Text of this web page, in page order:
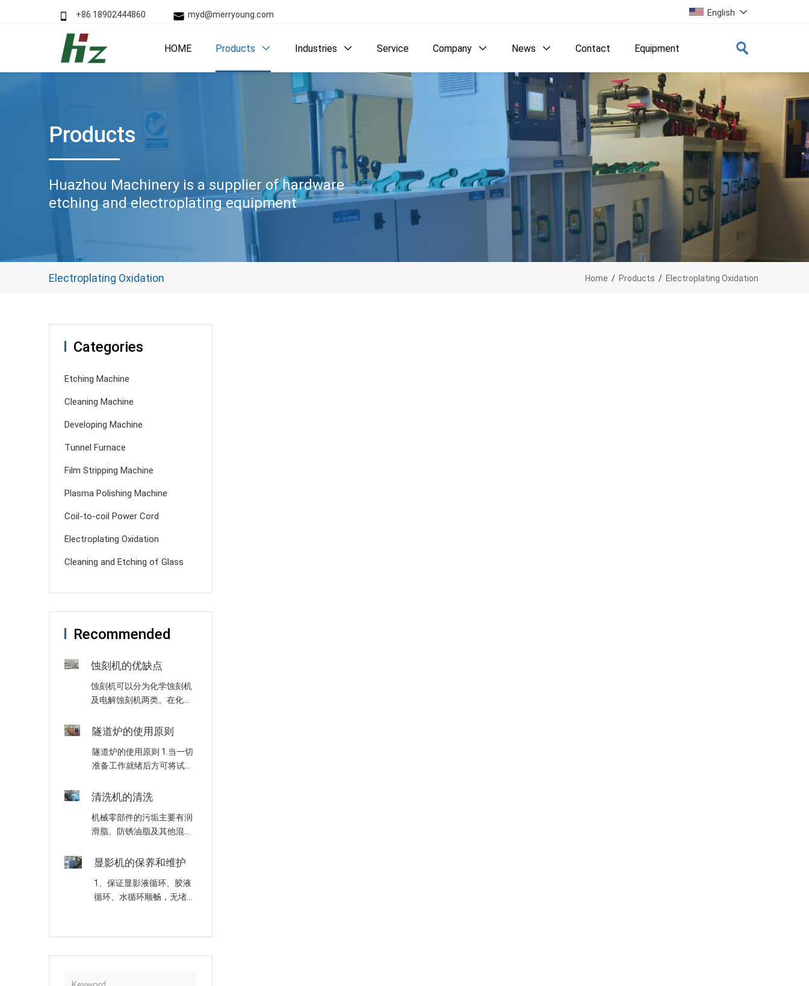
+86 18902444860 myd@merryoung.com English 
HOME Products  Industries  Service Company  News  Contact Equipment
Products
Huazhou Machinery is a supplier of hardware
etching and electroplating equipment
Electroplating Oxidation Home / Products / Electroplating Oxidation
Categories
Etching Machine
Cleaning Machine
Developing Machine
Tunnel Furnace
Film Stripping Machine
Plasma Polishing Machine
Coil-to-coil Power Cord
Electroplating Oxidation
Cleaning and Etching of Glass
Recommended
蚀刻机的优缺点
蚀刻机可以分为化学蚀刻机
及电解蚀刻机两类。在化学
由化学反应以达到蚀刻的目
化学反应或物理撞击作用而
移除的技术。电蚀刻是利用
刻主体的……
隧道炉的使用原则
隧道炉的使用原则 1.当一切
准备工作就绪后方可将试品
启电源，红色指示灯亮表示
控温度时，红灯熄灭绿灯
亮，开始恒温。为了防止温
清洗机的清洗
机械零部件的污垢主要有润
滑脂、防锈油脂及其他混合
性清洗液清洗、电化学清
清洗，超声波清洗机清洗是
一个清洗的专门类别，属工
显影机的保养和维护
1、保证显影液循环、胶液
循环、水循环顺畅，无堵
洗一次); 3、定期更换过滤
期……